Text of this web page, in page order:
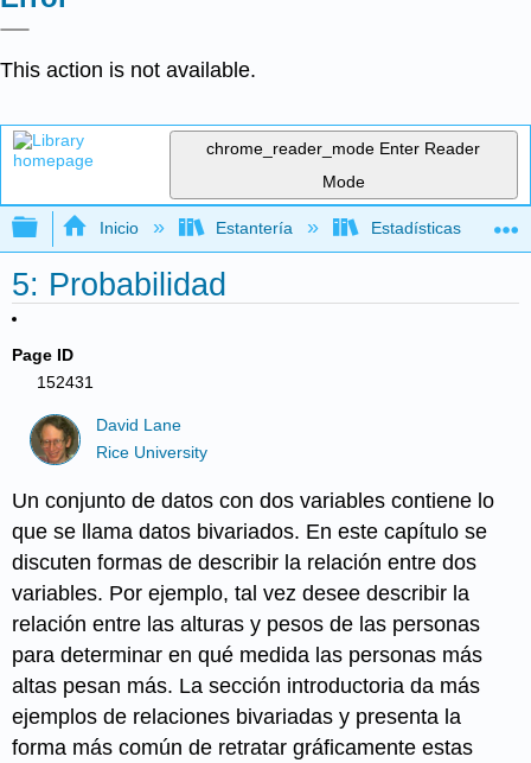
This action is not available.
chrome_reader_mode Enter Reader
Mode
Expandir/contraer jerarquía global
Inicio Estantería Estadísticas
5: Probabilidad
Page ID
152431
David Lane
Rice University
Un conjunto de datos con dos variables contiene lo
que se llama datos bivariados. En este capítulo se
discuten formas de describir la relación entre dos
variables. Por ejemplo, tal vez desee describir la
relación entre las alturas y pesos de las personas
para determinar en qué medida las personas más
altas pesan más. La sección introductoria da más
ejemplos de relaciones bivariadas y presenta la
forma más común de retratar gráficamente estas